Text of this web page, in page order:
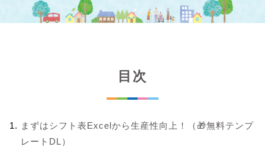
目次
まずはシフト表Excelから生産性向上！（🎁無料テンプ
レートDL）